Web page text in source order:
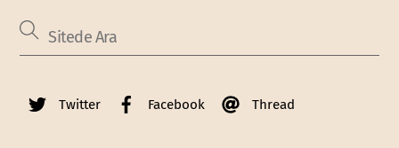
Twitter Facebook Thread